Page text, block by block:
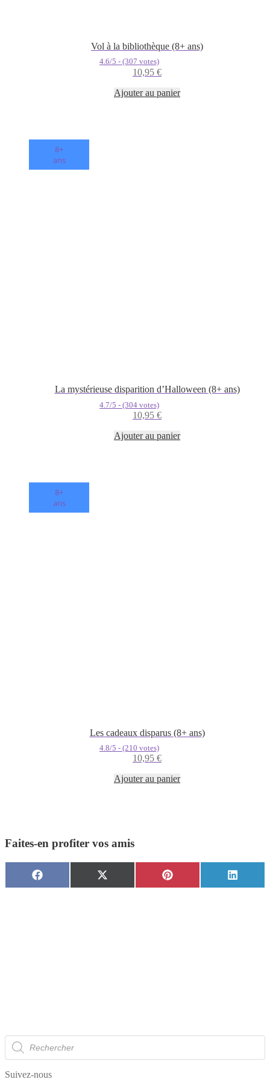
Vol à la bibliothèque (8+ ans)
4.6/5 - (307 votes)
10,95 €
Ajouter au panier
8+
ans
La mystérieuse disparition d’Halloween (8+ ans)
4.7/5 - (304 votes)
10,95 €
Ajouter au panier
8+
ans
Les cadeaux disparus (8+ ans)
4.8/5 - (210 votes)
10,95 €
Ajouter au panier
Faites-en profiter vos amis
Share
on
Facebook
Share
on
X
(Twitter)
Share
on
Pinterest
Share
on
Recherche
de
produits
Suivez-nous